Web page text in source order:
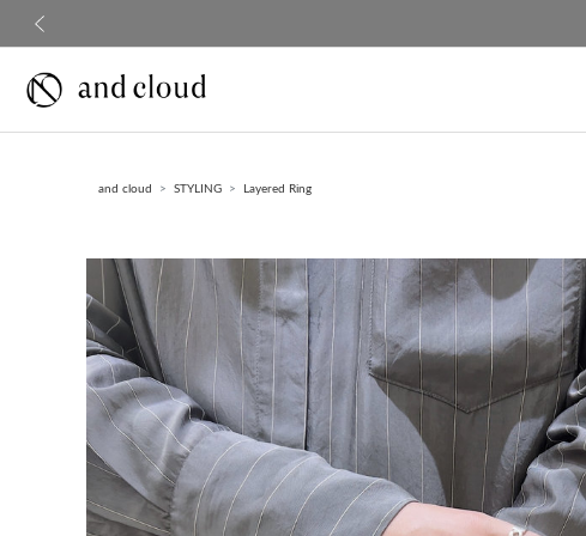
and cloud STYLING Layered Ring